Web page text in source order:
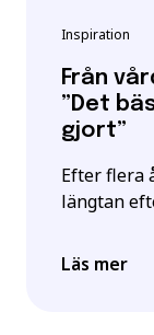
Inspiration
Från
”Det
gjort”
Efter flera
längtan
Läs mer